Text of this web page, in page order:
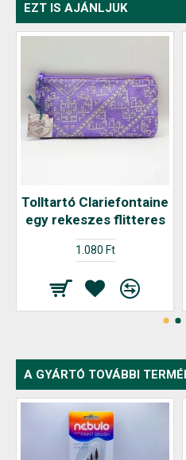
EZT IS AJÁNLJUK
Tolltartó Clariefontaine
egy rekeszes flitteres
1.080 Ft
A GYÁRTÓ TOVÁBBI